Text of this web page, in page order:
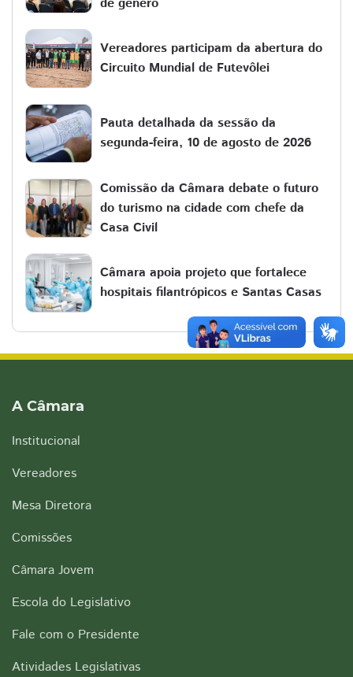
Vereadores participam da abertura do
Circuito Mundial de Futevôlei
Pauta detalhada da sessão da
segunda-feira, 10 de agosto de 2026
Comissão da Câmara debate o futuro
do turismo na cidade com chefe da
Casa Civil
Câmara apoia projeto que fortalece
hospitais filantrópicos e Santas Casas
A Câmara
Institucional
Vereadores
Mesa Diretora
Comissões
Câmara Jovem
Escola do Legislativo
Fale com o Presidente
Atividades Legislativas